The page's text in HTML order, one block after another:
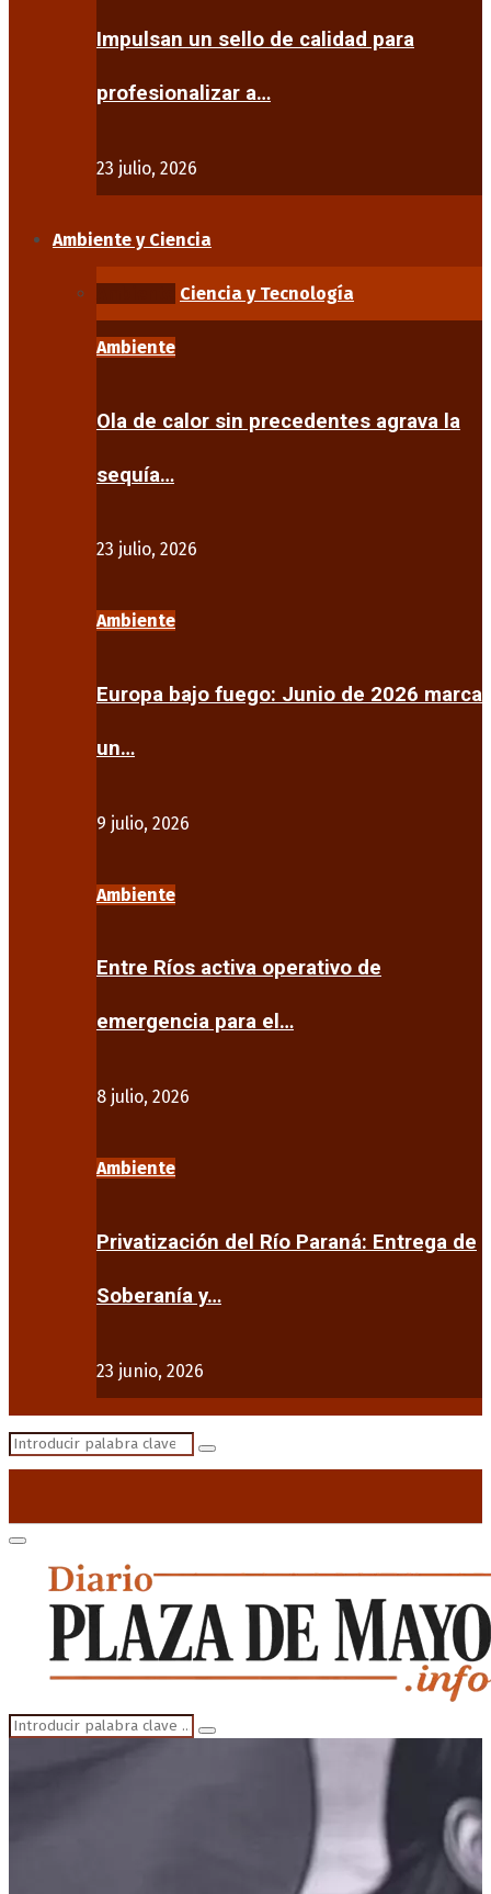
Impulsan un sello de calidad para
profesionalizar a…
23 julio, 2026
Ambiente y Ciencia
Ciencia y Tecnología
Ambiente
Ola de calor sin precedentes agrava la
sequía…
23 julio, 2026
Ambiente
Europa bajo fuego: Junio de 2026 marca
un…
9 julio, 2026
Ambiente
Entre Ríos activa operativo de
emergencia para el…
8 julio, 2026
Ambiente
Privatización del Río Paraná: Entrega de
Soberanía y…
23 junio, 2026
Search
Search
Primary
Menu
Search
for:
Search